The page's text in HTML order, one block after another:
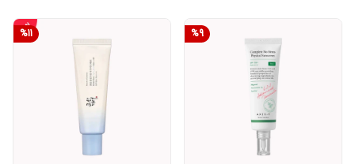
%9
%11